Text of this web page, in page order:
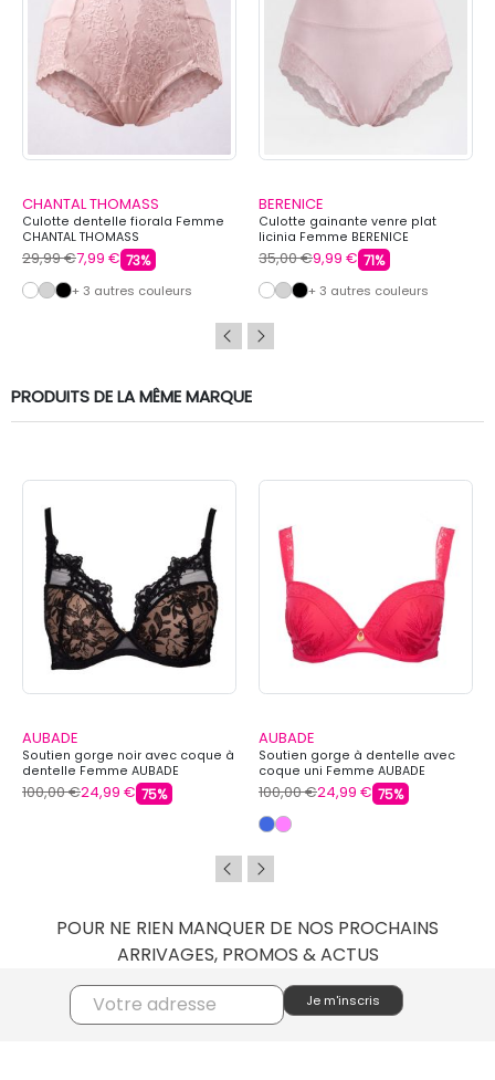
CHANTAL THOMASS
Culotte dentelle fiorala Femme
CHANTAL THOMASS
29,99 €7,99 € 73%
+ 3 autres couleurs
BERENICE
Culotte gainante venre plat
licinia Femme BERENICE
35,00 €9,99 € 71%
+ 3 autres couleurs
PRODUITS DE LA MÊME MARQUE
AUBADE
Soutien gorge noir avec coque à
dentelle Femme AUBADE
100,00 €24,99 € 75%
AUBADE
Soutien gorge à dentelle avec
coque uni Femme AUBADE
100,00 €24,99 € 75%
POUR NE RIEN MANQUER DE NOS PROCHAINS
ARRIVAGES, PROMOS & ACTUS